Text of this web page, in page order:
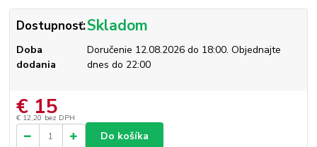
Dostupnosť:Skladom
Doba
dodania
Doručenie 12.08.2026 do 18:00. Objednajte
dnes do 22:00
€ 15
€ 12,20 bez DPH
Do košíka